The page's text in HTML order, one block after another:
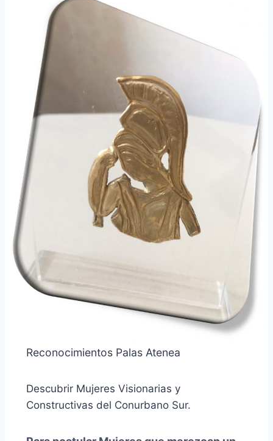
Reconocimientos Palas Atenea
Descubrir Mujeres Visionarias y
Constructivas del Conurbano Sur.